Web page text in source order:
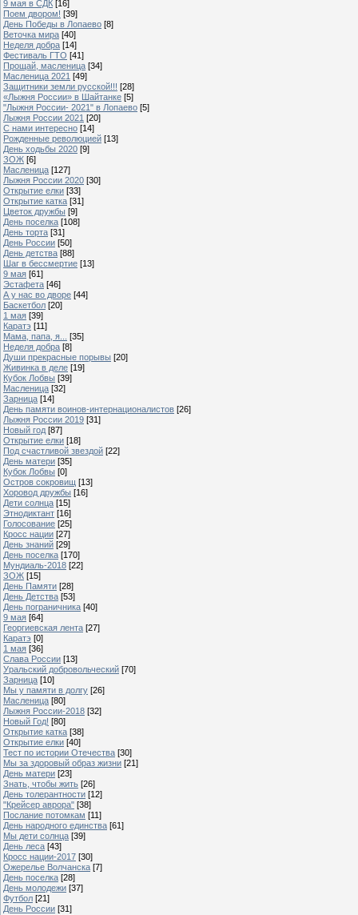
9 мая в СДК [16]
Поем двором! [39]
День Победы в Лопаево [8]
Веточка мира [40]
Неделя добра [14]
Фестиваль ГТО [41]
Прощай, масленица [34]
Масленица 2021 [49]
Защитники земли русской!!! [28]
«Лыжня России» в Шайтанке [5]
"Лыжня России- 2021" в Лопаево [5]
Лыжня России 2021 [20]
С нами интересно [14]
Рожденные революцией [13]
День ходьбы 2020 [9]
ЗОЖ [6]
Масленица [127]
Лыжня России 2020 [30]
Открытие елки [33]
Открытие катка [31]
Цветок дружбы [9]
День поселка [108]
День торта [31]
День России [50]
День детства [88]
Шаг в бессмертие [13]
9 мая [61]
Эстафета [46]
А у нас во дворе [44]
Баскетбол [20]
1 мая [39]
Каратэ [11]
Мама, папа, я...
[35]
Неделя добра [8]
Души прекрасные порывы [20]
Живинка в деле [19]
Кубок Лобвы [39]
Масленица [32]
Зарница [14]
День памяти воинов-интернационалистов [26]
Лыжня России 2019 [31]
Новый год [87]
Открытие елки [18]
Под счастливой звездой [22]
День матери [35]
Кубок Лобвы [0]
Остров сокровищ [13]
Хоровод дружбы [16]
Дети солнца [15]
Этнодиктант [16]
Голосование [25]
Кросс нации [27]
День знаний [29]
День поселка [170]
Мундиаль-2018 [22]
ЗОЖ [15]
День Памяти [28]
День Детства [53]
День пограничника [40]
9 мая [64]
Георгиевская лента [27]
Каратэ [0]
1 мая [36]
Слава России [13]
Уральский добровольческий [70]
Зарница [10]
Мы у памяти в долгу [26]
Масленица [80]
Лыжня России-2018 [32]
Новый Год! [80]
Открытие катка [38]
Открытие елки [40]
Тест по истории Отечества [30]
Мы за здоровый образ жизни [21]
День матери [23]
Знать, чтобы жить [26]
День толерантности [12]
"Крейсер аврора" [38]
Послание потомкам [11]
День народного единства [61]
Мы дети солнца [39]
День леса [43]
Кросс нации-2017 [30]
Ожерелье Волчанска [7]
День поселка [28]
День молодежи [37]
Футбол [21]
День России [31]